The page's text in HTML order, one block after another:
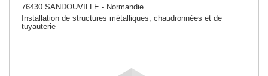
76430 SANDOUVILLE - Normandie
Installation de structures métalliques, chaudronnées et de
tuyauterie